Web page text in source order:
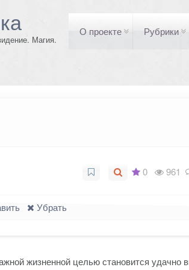
Магия.
О проекте Рубрики
0 961
Убрать
жизненной целью становится удачно